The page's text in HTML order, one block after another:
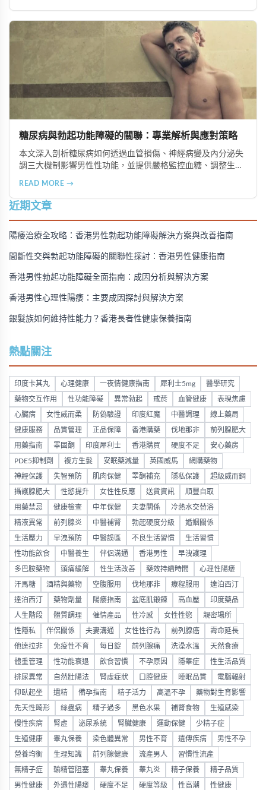
糖尿病與勃起功能障礙的關聯：專業解析與應對策略
本文深入剖析糖尿病如何透過血管損傷、神經病變及內分泌失
調三大機制影響男性性功能，並提供嚴格監控血糖、調整生活
READ MORE →
近期文章
陽痿治療全攻略：香港男性勃起功能障礙解決方案與改善指南
間斷性交與勃起功能障礙的關聯性探討：香港男性健康指南
香港男性勃起功能障礙全面指南：成因分析與解決方案
香港男性心理性陽痿：主要成因探討與解決方案
銀髮族如何維持性能力？香港長者性健康保養指南
熱點關注
印度卡其丸 心理健康 一夜情健康指南 犀利士5mg 醫學研究
藥物交互作用 性功能障礙 異常勃起 戒菸 血管健康 表現焦慮
心臟病 女性威而柔 防偽驗證 印度紅魔 中醫調理 線上藥局
健康服務 品質管理 正品保障 香港購藥 伐地那非 前列腺肥大
用藥指南 睪固酮 印度犀利士 香港購買 硬度不足 安心藥房
PDE5抑制劑 複方生髮 安眠藥減量 英國威馬 網購藥物
神經保護 失智預防 肌肉保健 睪酮補充 隱私保護 超級威而鋼
攝護腺肥大 性慾提升 女性性反應 送貨資訊 順豐自取
用藥禁忌 健康檢查 中年保健 夫妻關係 冷熱水交替浴
精液異常 前列腺炎 中醫補腎 勃起硬度分級 婚姻關係
生活壓力 早洩預防 中醫誤區 不良生活習慣 生活習慣
性功能飲食 中醫養生 伴侶溝通 香港男性 早洩護理
多巴胺藥物 頭痛緩解 性生活改善 藥效持續時間 心理性陽痿
汗馬糖 酒精與藥物 空腹服用 伐地那非 療程服用 達泊西汀
達泊西汀 藥物劑量 陽痿指南 盆底肌鍛鍊 高血壓 印度藥品
人生階段 體質調理 催情產品 性冷感 女性性慾 親密場所
性隱私 伴侶關係 夫妻溝通 女性性行為 前列腺癌 壽命延長
他達拉非 免疫性不育 每日錠 前列腺痛 洗澡水溫 天然食療
體重管理 性功能衰退 飲食習慣 不孕原因 隱睾症 性生活品質
排尿異常 自然壯陽法 腎虛症狀 口腔健康 睡眠品質 電腦輻射
仰臥起坐 遺精 備孕指南 精子活力 高溫不孕 藥物對生育影響
先天性畸形 絲蟲病 精子過多 黑色水果 補腎食物 生殖感染
慢性疾病 腎虛 泌尿系統 腎臟健康 運動保健 少精子症
生殖健康 睾丸保養 染色體異常 男性不育 遺傳疾病 男性不孕
營養均衡 生理知識 前列腺健康 流產男人 習慣性流產
無精子症 輸精管阻塞 睾丸保養 睾丸炎 精子保養 精子品質
男性健康 外遇性陽痿 硬度不足 硬度等級 性高潮 性健康